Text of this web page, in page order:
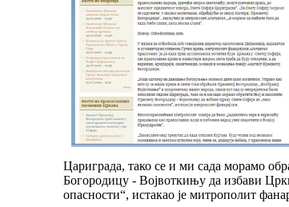
Цариграда, тако се и ми сада морамо
Богородицу - Војвоткињу да избави
опасности“, истакао је митрополит